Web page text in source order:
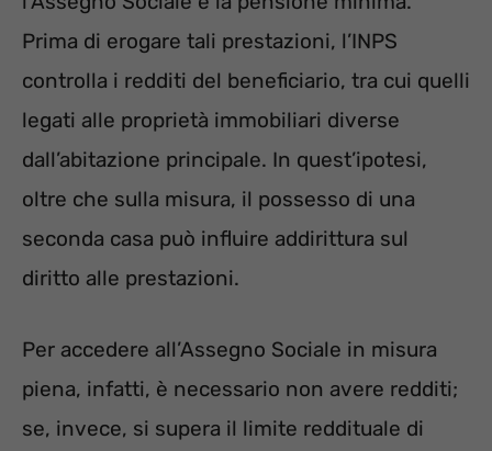
Prima di erogare tali prestazioni, l’INPS
controlla i redditi del beneficiario, tra cui quelli
legati alle proprietà immobiliari diverse
dall’abitazione principale. In quest’ipotesi,
oltre che sulla misura, il possesso di una
seconda casa può influire addirittura sul
diritto alle prestazioni.
Per accedere all’Assegno Sociale in misura
piena, infatti, è necessario non avere redditi;
se, invece, si supera il limite reddituale di